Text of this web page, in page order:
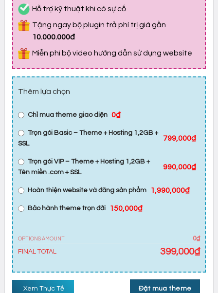
Hỗ trợ kỹ thuật khi có sự cố
Tặng ngay bộ plugin trả phí trị giá gần
10.000.000đ
Miễn phí bộ video hướng dẫn sử dụng website
Thêm lựa chọn
Chỉ mua theme giao diện 0₫
Trọn gói Basic – Theme + Hosting 1,2GB +
SSL
799,000₫
Trọn gói VIP – Theme + Hosting 1,2GB +
Tên miền .com + SSL
990,000₫
Hoàn thiện website và đăng sản phẩm 1,990,000₫
Bảo hành theme trọn đời 150,000₫
OPTIONS AMOUNT
0₫
FINAL TOTAL
399,000₫
Đặt mua theme
Xem Thực Tế